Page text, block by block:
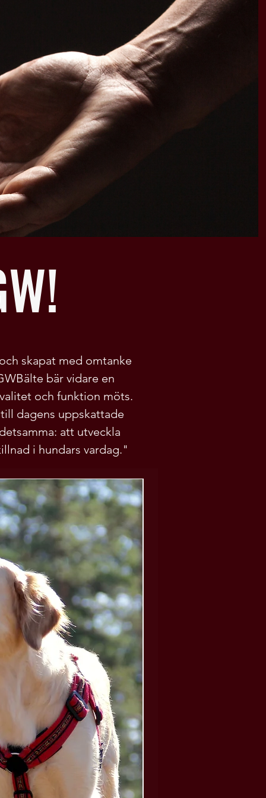
skapat med omtanke
bär vidare en
och funktion möts.
dagens uppskattade
att utveckla
i hundars vardag."